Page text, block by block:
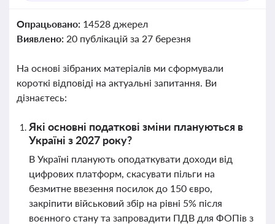
Опрацьовано: 14528 джерел
Виявлено: 20 публікацій за 27 березня
На основі зібраних матеріалів ми сформували
короткі відповіді на актуальні запитання. Ви
дізнаєтесь:
Які основні податкові зміни плануються в
Україні з 2027 року?
В Україні планують оподаткувати доходи від
цифрових платформ, скасувати пільги на
безмитне ввезення посилок до 150 євро,
закріпити військовий збір на рівні 5% після
воєнного стану та запровадити ПДВ для ФОПів з